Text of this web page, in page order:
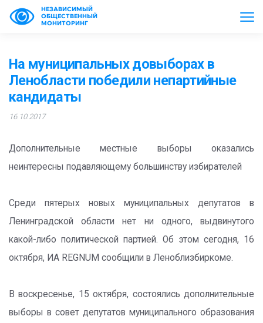
НЕЗАВИСИМЫЙ
ОБЩЕСТВЕННЫЙ
МОНИТОРИНГ
На муниципальных довыборах в
Ленобласти победили непартийные
кандидаты
16.10.2017
Дополнительные местные выборы оказались
неинтересны подавляющему большинству избирателей
Среди пятерых новых муниципальных депутатов в
Ленинградской области нет ни одного, выдвинутого
какой-либо политической партией. Об этом сегодня, 16
октября, ИА REGNUM сообщили в Леноблизбиркоме.
В воскресенье, 15 октября, состоялись дополнительные
выборы в совет депутатов муниципального образования